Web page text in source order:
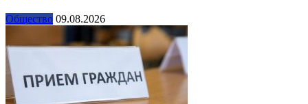
Общество 09.08.2026